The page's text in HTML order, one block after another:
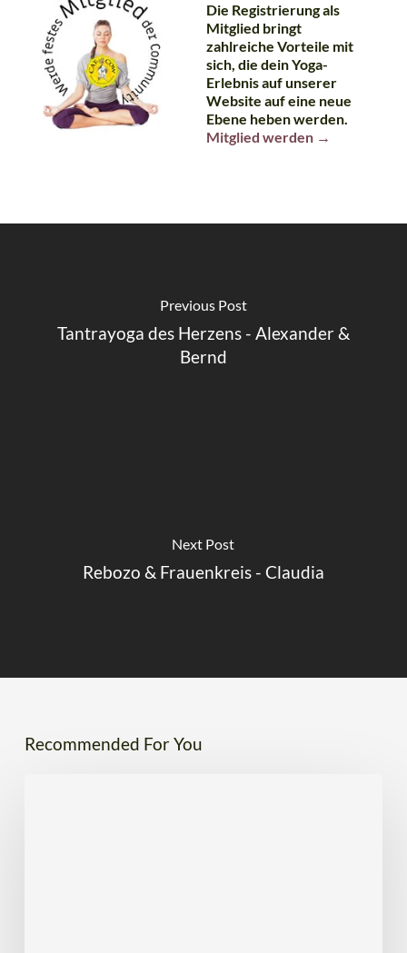
Die Registrierung als
Mitglied bringt
zahlreiche Vorteile mit
sich, die dein Yoga-
Erlebnis auf unserer
Website auf eine neue
Ebene heben werden.
Mitglied werden →
Previous Post
Tantrayoga des Herzens - Alexander &
Bernd
Next Post
Rebozo & Frauenkreis - Claudia
Recommended For You